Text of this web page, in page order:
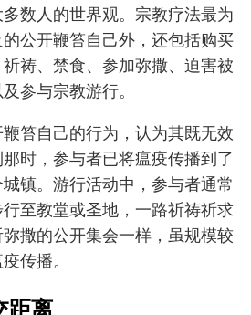
数人的世界观。宗教疗法最为
公开鞭笞自己外，还包括购买
祷、禁食、参加弥撒、迫害被
参与宗教游行。
笞自己的行为，认为其既无效
时，参与者已将瘟疫传播到了
镇。游行活动中，参与者通常
至教堂或圣地，一路祈祷祈求
撒的公开集会一样，虽规模较
传播。
距离